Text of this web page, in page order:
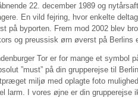
22. december 1989 og
En vild fejring, hvor enkelte
på byporten. Frem mod 2002 blev
og preussisk ørn øverst på
Tor er for mange et symbol
”must” på din grupperejse til
miljø med oplagte foto
larm. I vores øjne er din grupperejse